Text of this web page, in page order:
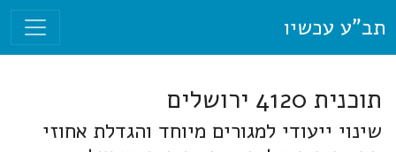
תב"ע עכשיו
תוכנית 4120 ירושלים
שינוי ייעודי למגורים מיוחד והגדלת אחוזי